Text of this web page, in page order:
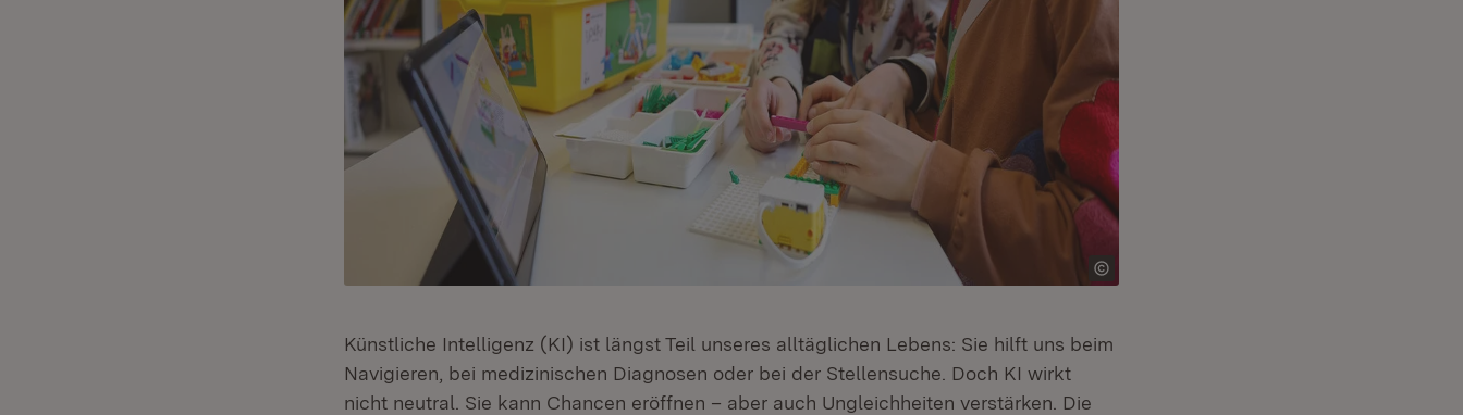
Künstliche Intelligenz (KI) ist längst Teil unseres alltäglichen Lebens: Sie hilft uns beim
Navigieren, bei medizinischen Diagnosen oder bei der Stellensuche. Doch KI wirkt
nicht neutral. Sie kann Chancen eröffnen – aber auch Ungleichheiten verstärken. Die